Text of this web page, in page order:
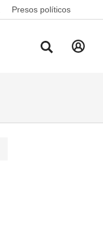
Presos políticos